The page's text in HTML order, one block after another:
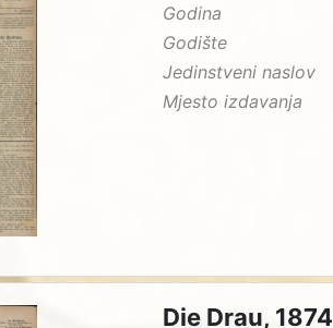
Godina
Godište
Jedinstveni naslov
Mjesto izdavanja
Die Drau, 1874